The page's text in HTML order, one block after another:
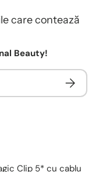
care contează
Beauty!
Clip 5* cu cablu